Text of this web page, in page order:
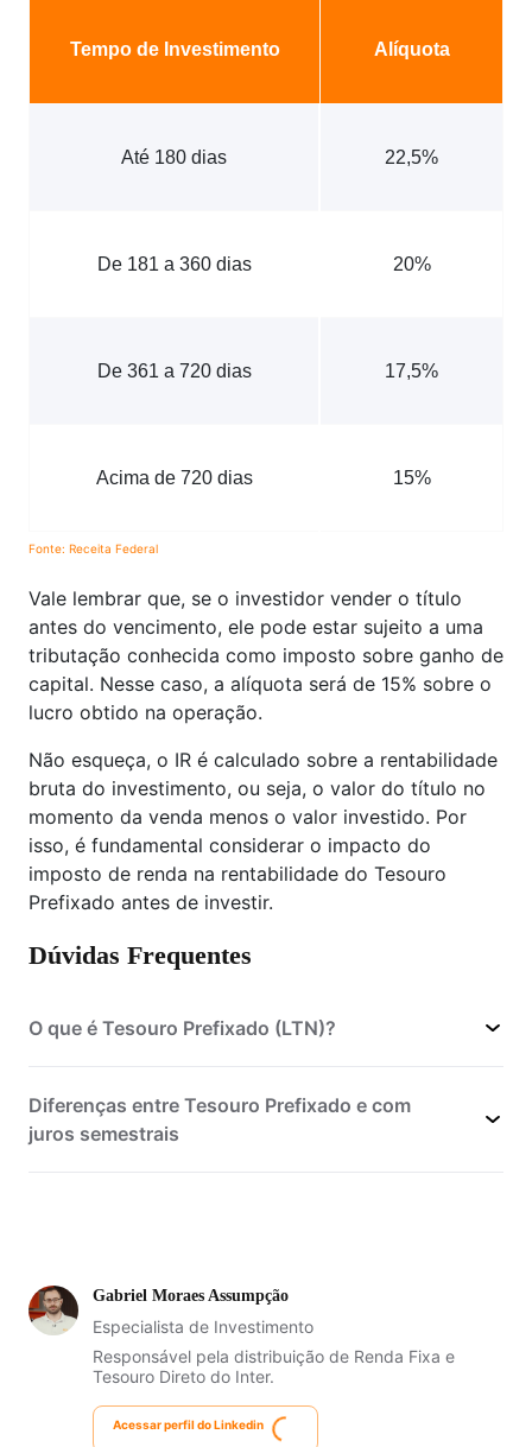
Tempo de Investimento Alíquota
Até 180 dias 22,5%
De 181 a 360 dias 20%
De 361 a 720 dias 17,5%
Acima de 720 dias 15%
Fonte: Receita Federal
Vale lembrar que, se o investidor vender o título
antes do vencimento, ele pode estar sujeito a uma
tributação conhecida como imposto sobre ganho de
capital. Nesse caso, a alíquota será de 15% sobre o
lucro obtido na operação.
Não esqueça, o IR é calculado sobre a rentabilidade
bruta do investimento, ou seja, o valor do título no
momento da venda menos o valor investido. Por
isso, é fundamental considerar o impacto do
imposto de renda na rentabilidade do Tesouro
Prefixado antes de investir.
Dúvidas Frequentes
O que é Tesouro Prefixado (LTN)?
Fixa
Diferenças entre Tesouro Prefixado e com
juros semestrais
para investidores que desejam uma
fonte de renda regular
Gabriel Moraes Assumpção
Especialista de Investimento
Responsável pela distribuição de Renda Fixa e
Tesouro Direto do Inter.
Acessar perfil do Linkedin